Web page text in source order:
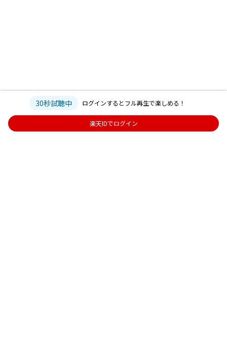
30秒試聴中 ログインするとフル再生で楽しめる！
楽天IDでログイン